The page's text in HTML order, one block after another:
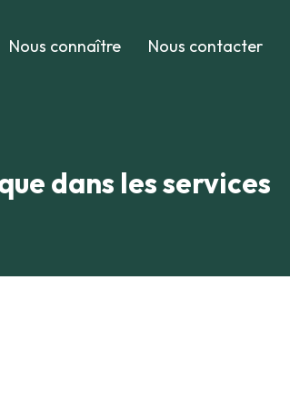
Nous connaître Nous contacter
dans les services